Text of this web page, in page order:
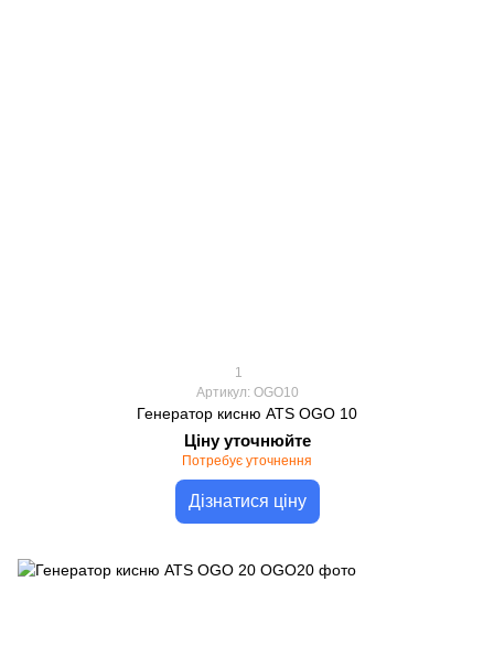
1
Артикул: OGO10
Генератор кисню ATS OGO 10
Ціну уточнюйте
Потребує уточнення
Дізнатися ціну